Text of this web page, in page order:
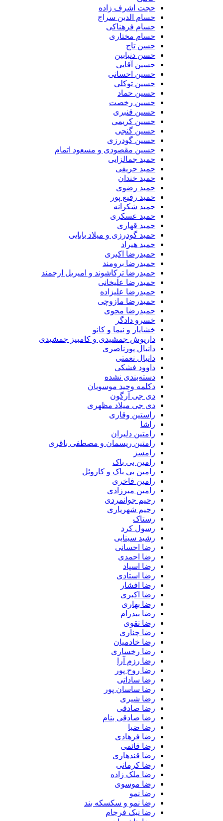
حجت اشرف زاده
حسام الدین سراج
حسام فرهناکی
حسام مختاری
حسن تاج
حسن دنیابین
حسین آقایی
حسین احسانی
حسین توکلی
حسین حماد
حسین رخصت
حسین قنبری
حسین کریمی
حسین گنجی
حسین گودرزی
حسین مقصودی و مسعود اتمام
حمید جمالزایی
حمید حریفی
حمید خندان
حمید رضوی
حمید رفیع پور
حمید شکرانه
حمید عسکری
حمید قهاری
حمید گودرزی و میلاد بابایی
حمید هیراد
حمیدرضا اکبری
حمیدرضا برومند
حمیدرضا ترکاشوند و امیریل ارجمند
حمیدرضا علیخانی
حمیدرضا علیزاده
حمیدرضا مازوچی
حمیدرضا محوی
خسرو دادگر
خشایار و نیما و کانو
داریوش جمشیدی و کامبیز جمشیدی
دانیال پورناصری
دانیال نعمتی
داوود فشکی
دسته‌بندی نشده
دکلمه وحید موسویان
دی جی آرگون
دی جی میلاد مظهری
راستین وقاری
رامتین دلیران
رامتین ریسمان و مصطفی باقری
رامین بی باک
رامین بی باک و کاروئل
رامین فاخری
رامین میرزادی
رحیم جوانمردی
رحیم شهریاری
رستاک
رسول کرد
رشید سینایی
رضا احسانی
رضا احمدی
رضا اسپاد
رضا استادی
رضا افشار
رضا اکبری
رضا بهاری
رضا بیدرام
رضا تقوی
رضا چناری
رضا خادمیان
رضا رخساری
رضا رزم آرا
رضا روح پور
رضا ساداتی
رضا ساسان پور
رضا شیری
رضا صادقی
رضا صادقی بنام
رضا ضیا
رضا فرهادی
رضا قائمی
رضا قندهاری
رضا کرمانی
رضا ملک زاده
رضا موسوی
رضا نمو
رضا نمو و سکسکه بند
رضا نیک فرجام